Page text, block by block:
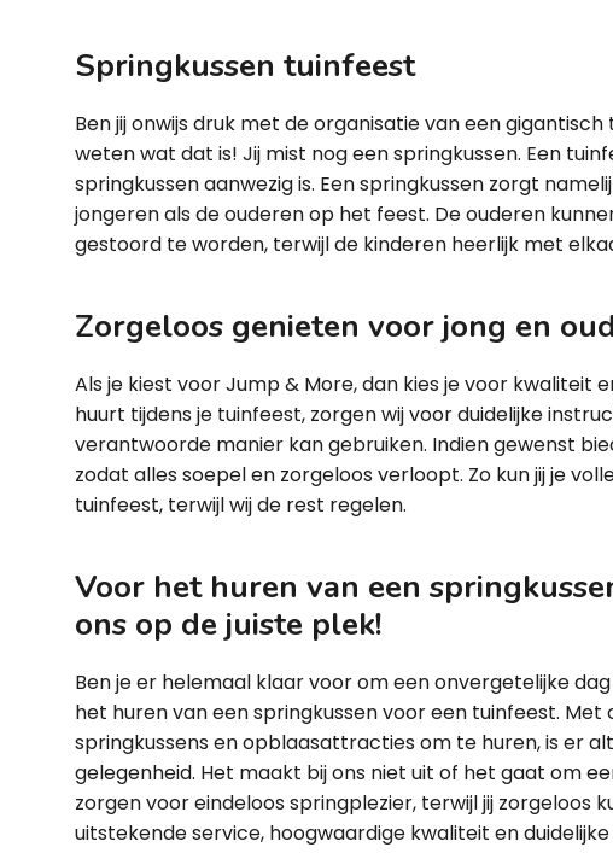
Springkussen tuinfeest
Ben jij onwijs druk met de organisatie van een
weten wat dat is! Jij mist nog een springkussen. Een
springkussen aanwezig is. Een springkussen zorgt
jongeren als de ouderen op het feest. De ouderen
gestoord te worden, terwijl de kinderen heerlijk met
Zorgeloos genieten voor jong en oud
Als je kiest voor Jump & More, dan kies je voor kwaliteit
huurt tijdens je tuinfeest, zorgen wij voor duidelijke
verantwoorde manier kan gebruiken. Indien gewenst
zodat alles soepel en zorgeloos verloopt. Zo kun jij je
tuinfeest, terwijl wij de rest regelen.
Voor het huren van een
ons op de juiste plek!
Ben je er helemaal klaar voor om een onvergetelijke
het huren van een springkussen voor een tuinfeest.
springkussens en opblaasattracties om te huren, is er
gelegenheid. Het maakt bij ons niet uit of het gaat om
zorgen voor eindeloos springplezier, terwijl jij zorgeloos
uitstekende service, hoogwaardige kwaliteit en